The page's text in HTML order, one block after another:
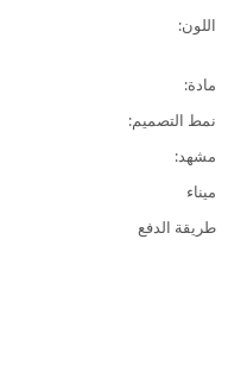
اللون:
مادة:
نمط التصميم:
مشهد:
ميناء
طريقة الدفع